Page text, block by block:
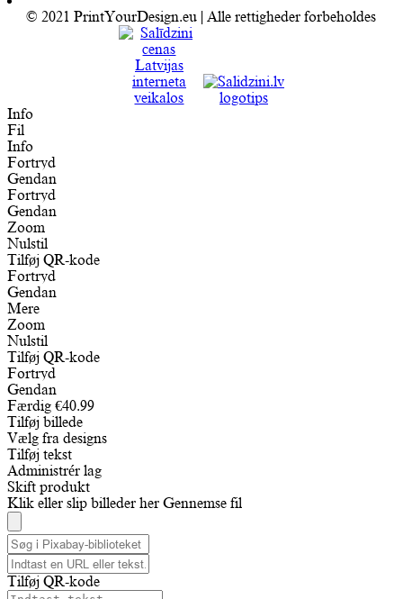
© 2021 PrintYourDesign.eu | Alle rettigheder forbeholdes
Info
Fil
Info
Fortryd
Gendan
Fortryd
Gendan
Zoom
Nulstil
Tilføj QR-kode
Fortryd
Gendan
Mere
Zoom
Nulstil
Tilføj QR-kode
Fortryd
Gendan
Færdig €40.99
Tilføj billede
Vælg fra designs
Tilføj tekst
Administrér lag
Skift produkt
Klik eller slip billeder her Gennemse fil
Tilføj QR-kode